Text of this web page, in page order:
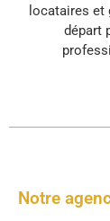
locataires et
départ
Notre